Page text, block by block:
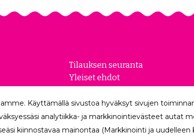
Tilauksen seuranta
Yleiset ehdot
Tietosuojaseloste
Peruutuslomake
Käyttämällä sivustoa hyväksyt sivujen
analytiikka- ja markkinointievästeet autat
kiinnostavaa mainontaa (Markkinointi ja